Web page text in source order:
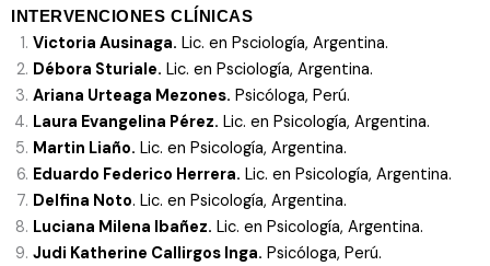
INTERVENCIONES CLÍNICAS
Victoria Ausinaga. Lic. en Psciología, Argentina.
Débora Sturiale. Lic. en Psciología, Argentina.
Ariana Urteaga Mezones. Psicóloga, Perú.
Laura Evangelina Pérez. Lic. en Psicología, Argentina.
Martin Liaño. Lic. en Psicología, Argentina.
Eduardo Federico Herrera. Lic. en Psicología, Argentina.
Delfina Noto. Lic. en Psicología, Argentina.
Luciana Milena Ibañez. Lic. en Psicología, Argentina.
Judi Katherine Callirgos Inga. Psicóloga, Perú.